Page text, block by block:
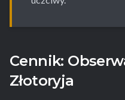
Cennik:
Złotoryja